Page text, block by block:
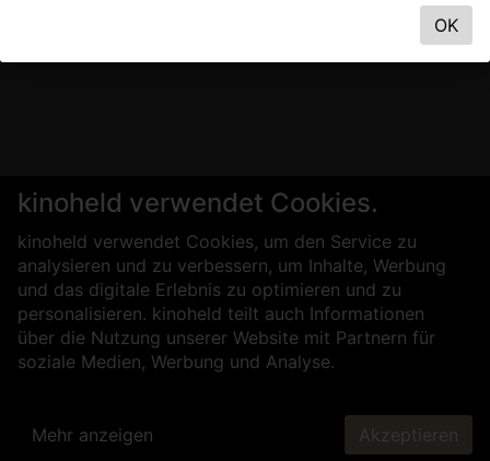
kinoheld verwendet Cookies.
kinoheld verwendet Cookies, um den Service zu
analysieren und zu verbessern, um Inhalte, Werbung
und das digitale Erlebnis zu optimieren und zu
personalisieren. kinoheld teilt auch Informationen
über die Nutzung unserer Website mit Partnern für
soziale Medien, Werbung und Analyse.
Mehr anzeigen Akzeptieren
OK